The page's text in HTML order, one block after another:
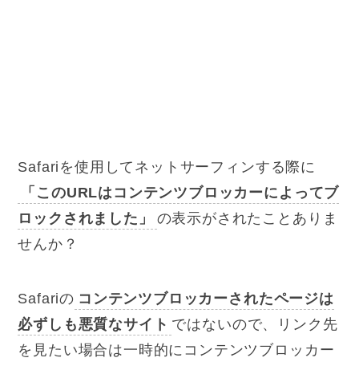
Safariを使用してネットサーフィンする際に
「このURLはコンテンツブロッカーによってブ
ロックされました」
の表示がされたことありま
せんか？
Safariの コンテンツブロッカーされたページは
必ずしも悪質なサイト ではないので、リンク先
を見たい場合は一時的にコンテンツブロッカー